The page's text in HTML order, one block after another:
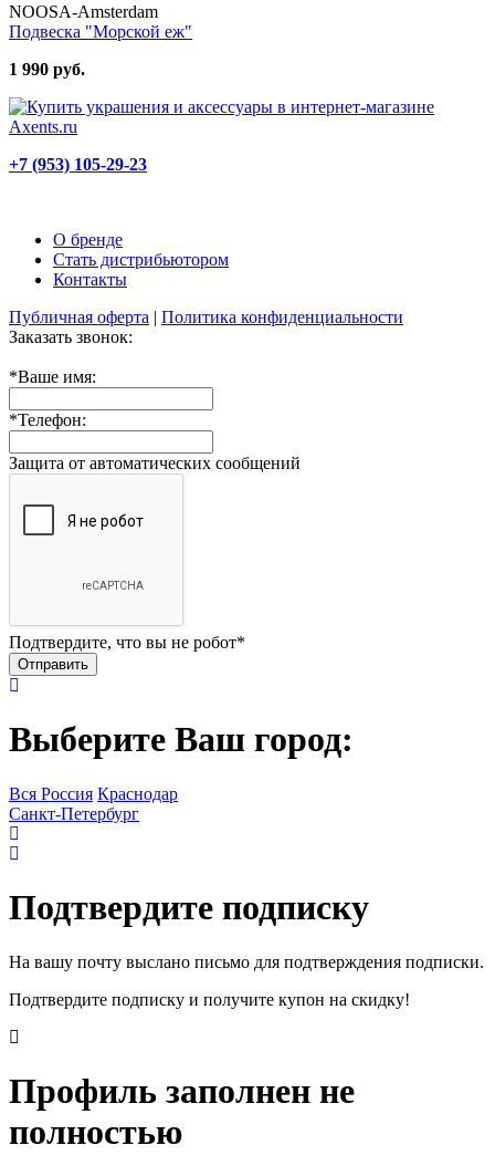
NOOSA-Amsterdam
Подвеска "Морской еж"
1 990 руб.
+7 (953) 105-29-23
О бренде
Стать дистрибьютором
Контакты
Публичная оферта | Политика конфиденциальности
Заказать звонок:
*Ваше имя:
*Телефон:
Защита от автоматических сообщений
Подтвердите, что вы не робот*
Выберите Ваш город:
Вся Россия Краснодар
Санкт-Петербург
Подтвердите подписку
На вашу почту выслано письмо для подтверждения подписки.
Подтвердите подписку и получите купон на скидку!
Профиль заполнен не
полностью